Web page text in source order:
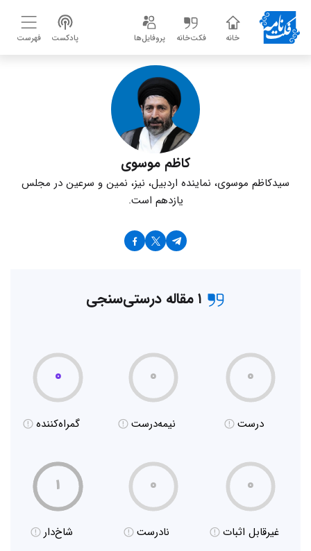
خانه فکت‌خانه پروفایل‌ها پادکست فهرست
کاظم موسوی
سیدکاظم موسوی، نماینده اردبیل، نیز، نمین و سرعین در مجلس
یازدهم است.
۱ مقاله درستی‌سنجی
۰
درست
۰
نیمه‌درست
۰
گمراه‌کننده
۰
غیر‌قابل اثبات
۰
نادرست
۱
شاخ‌دار